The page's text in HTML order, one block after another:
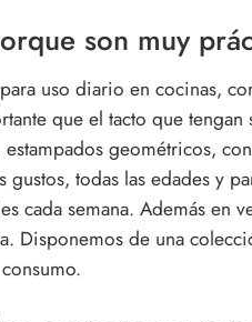
son muy
uso diario en cocinas,
que el tacto que
geométricos,
todas las edades y
cada semana. Además
Disponemos de una